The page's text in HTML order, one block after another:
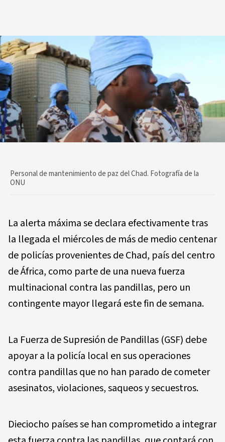
Personal de mantenimiento de paz del Chad. Fotografía de la
ONU
La alerta máxima se declara efectivamente tras
la llegada el miércoles de más de medio centenar
de policías provenientes de Chad, país del centro
de África, como parte de una nueva fuerza
multinacional contra las pandillas, pero un
contingente mayor llegará este fin de semana.
La Fuerza de Supresión de Pandillas (GSF) debe
apoyar a la policía local en sus operaciones
contra pandillas que no han parado de cometer
asesinatos, violaciones, saqueos y secuestros.
Dieciocho países se han comprometido a integrar